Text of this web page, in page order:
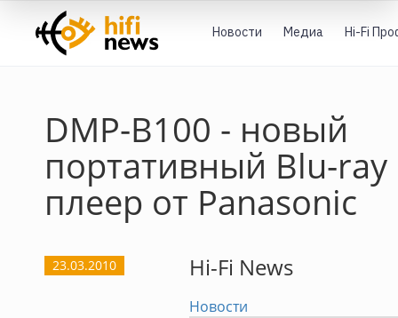
Новости Медиа Hi-Fi
DMP-B100 - новый
портативный Blu-ray
плеер от Panasonic
23.03.2010 Hi-Fi News
Новости